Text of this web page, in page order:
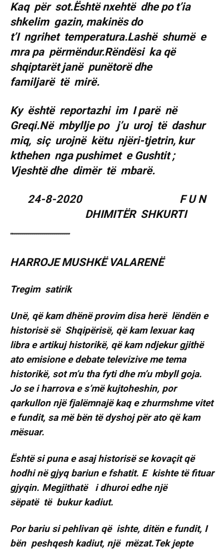
Kaq për sot.Është nxehtë dhe po t’ia
shkelim gazin, makinës do
t’I ngrihet temperatura.Lashë shumë e
mra pa përmëndur.Rëndësi ka që
shqiptarët janë punëtorë dhe
familjarë të mirë.
Ky është reportazhi im I parë në
Greqi.Në mbyllje po j’u uroj të dashur
miq, siç urojnë këtu njëri-tjetrin, kur
kthehen nga pushimet e Gushtit ;
Vjeshtë dhe dimër të mbarë.
24-8-2020 F U N
DHIMITËR SHKURTI
“”””””””””””””””””””””””””””””
HARROJE MUSHKË VALARENË
Tregim satirik
Unë, që kam dhënë provim disa herë lëndën e
historisë së Shqipërisë, që kam lexuar kaq
libra e artikuj historikë, që kam ndjekur gjithë
ato emisione e debate televizive me tema
historikë, sot m’u tha fyti dhe m’u mbyll goja.
Jo se i harrova e s’më kujtoheshin, por
qarkullon një fjalëmnajë kaq e zhurmshme vitet
e fundit, sa më bën të dyshoj për ato që kam
mësuar.
Është si puna e asaj historisë se kovaçit që
hodhi në gjyq bariun e fshatit. E kishte të fituar
gjyqin. Megjithatë i dhuroi edhe një
sëpatë të bukur kadiut.
Por bariu si pehlivan që ishte, ditën e fundit, I
bën peshqesh kadiut, një mëzat.Tek jepte